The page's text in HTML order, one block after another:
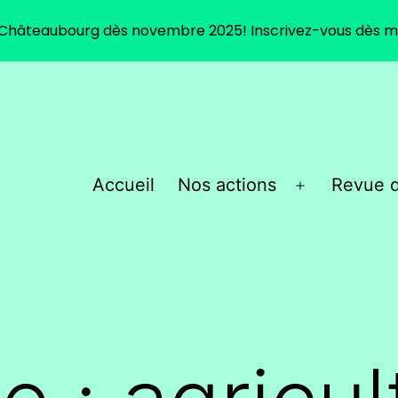
Accueil Nos actions
Ouvrir
Revue
dès novembre 2025! Inscrivez-vous dès